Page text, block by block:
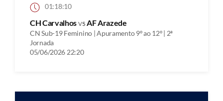
01:18:10
CH Carvalhosvs AF Arazede
CN Sub-19 Feminino | Apuramento 9º ao 12º | 2ª
Jornada
05/06/2026 22:20